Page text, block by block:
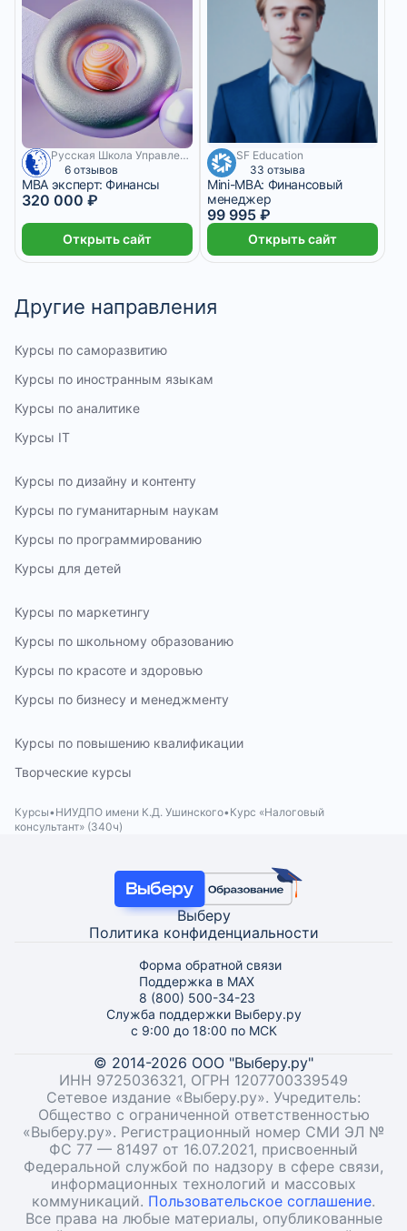
11 месяцев
Русская Школа Управления
6 отзывов
MBA эксперт: Финансы
320 000 ₽
Открыть сайт
5 555 ₽/мес 5 месяцев
SF Education
33 отзыва
Mini-MBA: Финансовый
менеджер
99 995 ₽
Открыть сайт
Другие направления
Курсы по саморазвитию
Курсы по иностранным языкам
Курсы по аналитике
Курсы IT
Курсы по дизайну и контенту
Курсы по гуманитарным наукам
Курсы по программированию
Курсы для детей
Курсы по маркетингу
Курсы по школьному образованию
Курсы по красоте и здоровью
Курсы по бизнесу и менеджменту
Курсы по повышению квалификации
Творческие курсы
Курсы НИУДПО имени К.Д. Ушинского Курс «Налоговый
консультант» (340ч)
Выберу
Политика конфиденциальности
Форма обратной связи
Поддержка в MAX
8 (800) 500-34-23
Служба поддержки Выберу.ру
с 9:00 до 18:00 по МСК
© 2014-2026 ООО "Выберу.ру"
ИНН 9725036321, ОГРН 1207700339549
Сетевое издание «Выберу.ру». Учредитель:
Общество с ограниченной ответственностью
«Выберу.ру». Регистрационный номер СМИ ЭЛ №
ФС 77 — 81497 от 16.07.2021, присвоенный
Федеральной службой по надзору в сфере связи,
информационных технологий и массовых
коммуникаций. Пользовательское соглашение.
Все права на любые материалы, опубликованные